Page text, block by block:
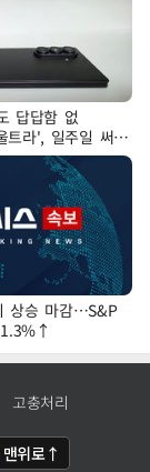
답답함 없
라', 일주일 써보
상승 마감…S&P
고충처리
맨위로↑